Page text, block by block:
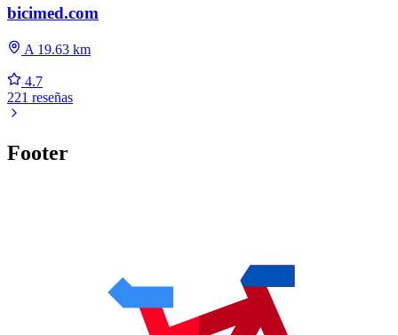
bicimed.com
A 19.63 km
4.7
221 reseñas
Footer